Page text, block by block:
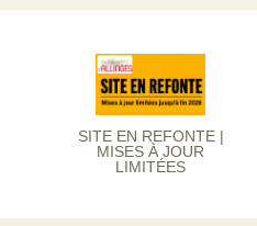
SITE EN REFONTE |
MISES À JOUR
LIMITÉES